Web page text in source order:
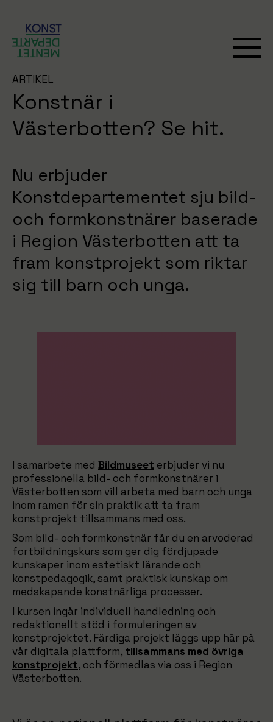
ARTIKEL
Konstnär i
Västerbotten? Se hit.
Nu erbjuder
Konstdepartementet sju bild-
och formkonstnärer baserade
i Region Västerbotten att ta
fram konstprojekt som riktar
sig till barn och unga.
I samarbete med Bildmuseet erbjuder vi nu
professionella bild- och formkonstnärer i
Västerbotten som vill arbeta med barn och unga
inom ramen för sin praktik att ta fram
konstprojekt tillsammans med oss.
Som bild- och formkonstnär får du en arvoderad
fortbildningskurs som ger dig fördjupade
kunskaper inom estetiskt lärande och
konstpedagogik, samt praktisk kunskap om
medskapande konstnärliga processer.
I kursen ingår individuell handledning och
redaktionellt stöd i formuleringen av
konstprojektet. Färdiga projekt läggs upp här på
vår digitala plattform, tillsammans med övriga
konstprojekt, och förmedlas via oss i Region
Västerbotten.